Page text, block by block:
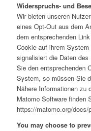
Widerspruchs- und
Wir bieten unseren
eines Opt-Out aus dem
dem entsprechenden
Cookie auf ihrem
signalisiert die Daten
Sie den entsprechenden
System, so müssen Sie
Nähere Informationen zu
Matomo Software finden
https://matomo.org/docs/
You may choose to